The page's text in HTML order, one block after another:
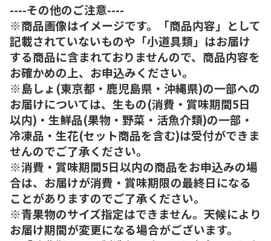
----その他のご注意----
※商品画像はイメージです。「商品内容」として
記載されていないものや「小道具類」はお届け
する商品に含まれておりませんので、商品内容を
お確かめの上、お申込みください。
※島しょ(東京都・鹿児島県・沖縄県)の一部への
お届けについては、生もの(消費・賞味期間5日
以内)・生鮮品(果物・野菜・活魚介類)の一部・
冷凍品・生花(セット商品を含む)は受付ができま
せんのでご了承ください。
※消費・賞味期間5日以内の商品をお申込みの場
合は、お届けが消費・賞味期限の最終日になる
ことがありますのでご了承ください。
※青果物のサイズ指定はできません。天候により
お届け期間が変更になる場合がございます。